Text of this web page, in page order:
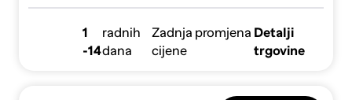
1
-14
radnih
dana
Zadnja promjena
cijene
Detalji
trgovine